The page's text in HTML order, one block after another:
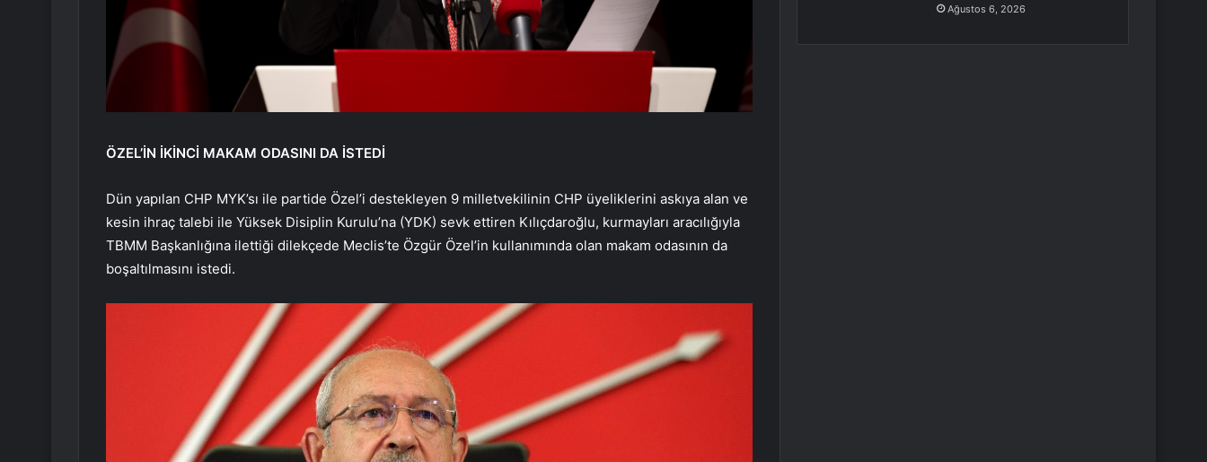
ÖZEL’İN İKİNCİ MAKAM ODASINI DA İSTEDİ
Dün yapılan CHP MYK’sı ile partide Özel’i destekleyen 9 milletvekilinin CHP üyeliklerini askıya alan ve
kesin ihraç talebi ile Yüksek Disiplin Kurulu’na (YDK) sevk ettiren Kılıçdaroğlu, kurmayları aracılığıyla
TBMM Başkanlığına ilettiği dilekçede Meclis’te Özgür Özel’in kullanımında olan makam odasının da
boşaltılmasını istedi.
Ağustos 6, 2026